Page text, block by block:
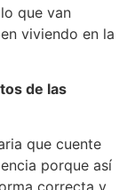
que van
viviendo en la
de las
que cuente
porque así